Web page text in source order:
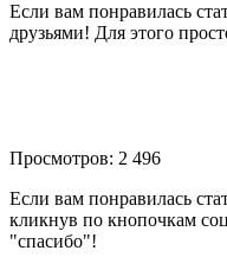
Если вам понравилась
друзьями! Для этого
Просмотров: 2 496
Если вам понравилась
кликнув по кнопочкам
"спасибо"!